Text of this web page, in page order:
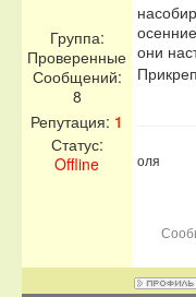
Группа:
Проверенные
Сообщений:
8
Репутация: 1
Статус:
Offline
они
оля